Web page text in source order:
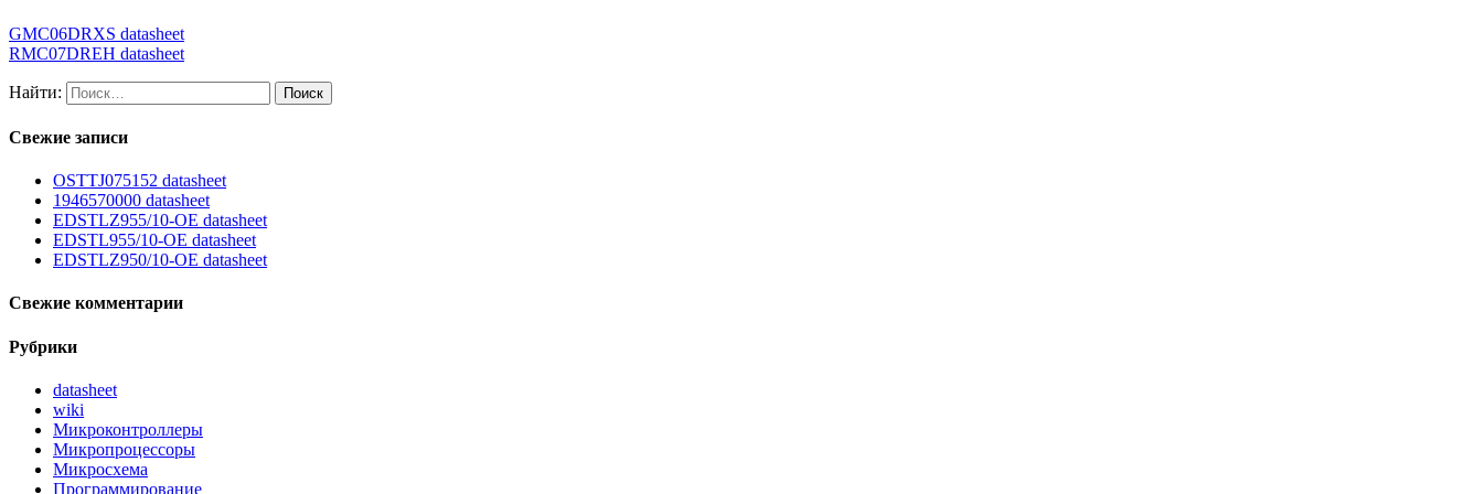
GMC06DRXS datasheet
RMC07DREH datasheet
Найти:
Свежие записи
OSTTJ075152 datasheet
1946570000 datasheet
EDSTLZ955/10-OE datasheet
EDSTL955/10-OE datasheet
EDSTLZ950/10-OE datasheet
Свежие комментарии
Рубрики
datasheet
wiki
Микроконтроллеры
Микропроцессоры
Микросхема
Программирование